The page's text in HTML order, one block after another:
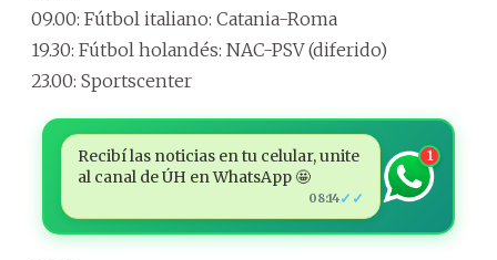
09.00: Fútbol italiano: Catania-Roma
19.30: Fútbol holandés: NAC-PSV (diferido)
23.00: Sportscenter
Recibí las noticias en tu celular, unite
al canal de ÚH en WhatsApp 🤩
08:14✓✓
1